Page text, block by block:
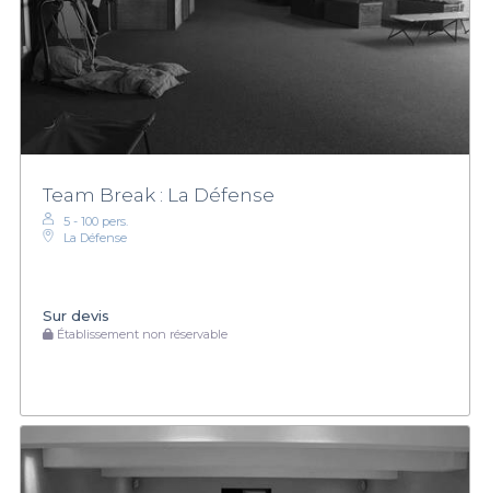
Team Break : La Défense
5 - 100 pers.
La Défense
Sur devis
Établissement non réservable